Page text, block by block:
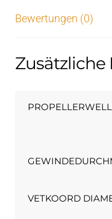
Bewertungen (0)
VETKOORD